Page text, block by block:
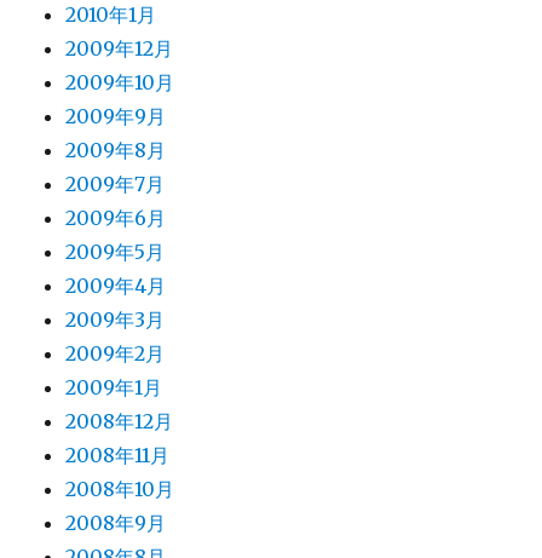
2010年1月
2009年12月
2009年10月
2009年9月
2009年8月
2009年7月
2009年6月
2009年5月
2009年4月
2009年3月
2009年2月
2009年1月
2008年12月
2008年11月
2008年10月
2008年9月